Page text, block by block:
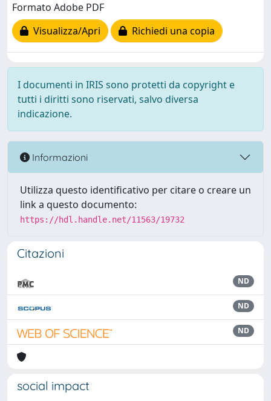
Formato Adobe PDF
Visualizza/Apri
Richiedi una copia
I documenti in IRIS sono protetti da copyright e
tutti i diritti sono riservati, salvo diversa
indicazione.
Informazioni
Utilizza questo identificativo per citare o creare un
link a questo documento:
https://hdl.handle.net/11563/19732
Citazioni
ND
ND
ND
social impact